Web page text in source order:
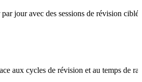
jour avec des sessions de révision
aux cycles de révision et au temps de